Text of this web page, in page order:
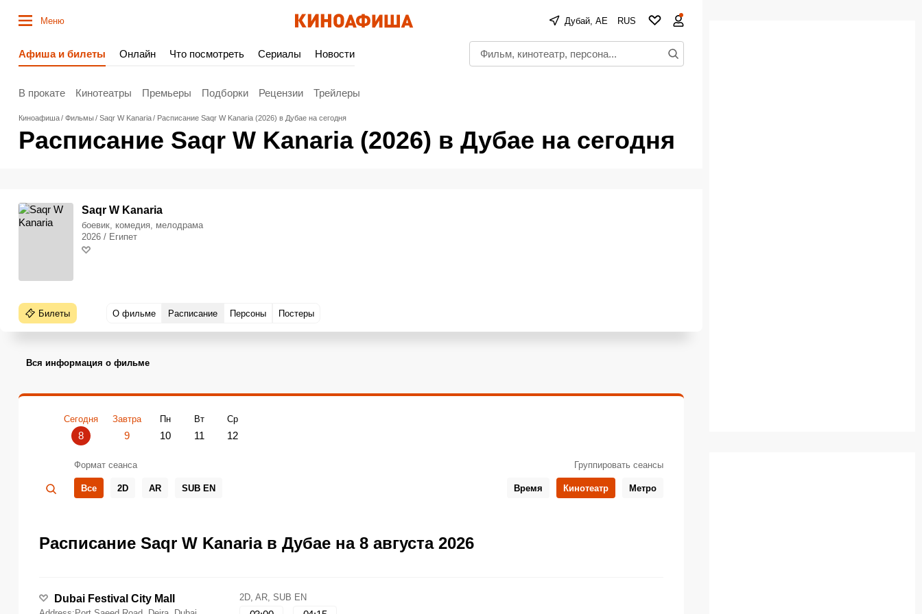
Меню Дубай, AE RUS
Афиша и билеты Онлайн Что посмотреть Сериалы Новости
В прокате Кинотеатры Премьеры Подборки Рецензии Трейлеры
Киноафиша Фильмы Saqr W Kanaria Расписание Saqr W Kanaria (2026) в Дубае на сегодня
Расписание Saqr W Kanaria (2026) в Дубае на сегодня
Saqr W Kanaria
боевик, комедия, мелодрама
2026 / Египет
Билеты О фильме Расписание Персоны Постеры
Вся информация о фильме
Сегодня
8
Завтра
9
Пн
10
Вт
11
Ср
12
Формат сеанса
Все 2D AR SUB EN
Группировать сеансы
Время Кинотеатр Метро
Расписание Saqr W Kanaria в Дубае на 8 августа 2026
Dubai Festival City Mall 2D, AR, SUB EN